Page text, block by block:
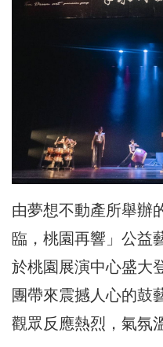
由夢想不動產所舉辦
臨，桃園再響」公益
於桃園展演中心盛大
團帶來震撼人心的鼓
觀眾反應熱烈，氣氛